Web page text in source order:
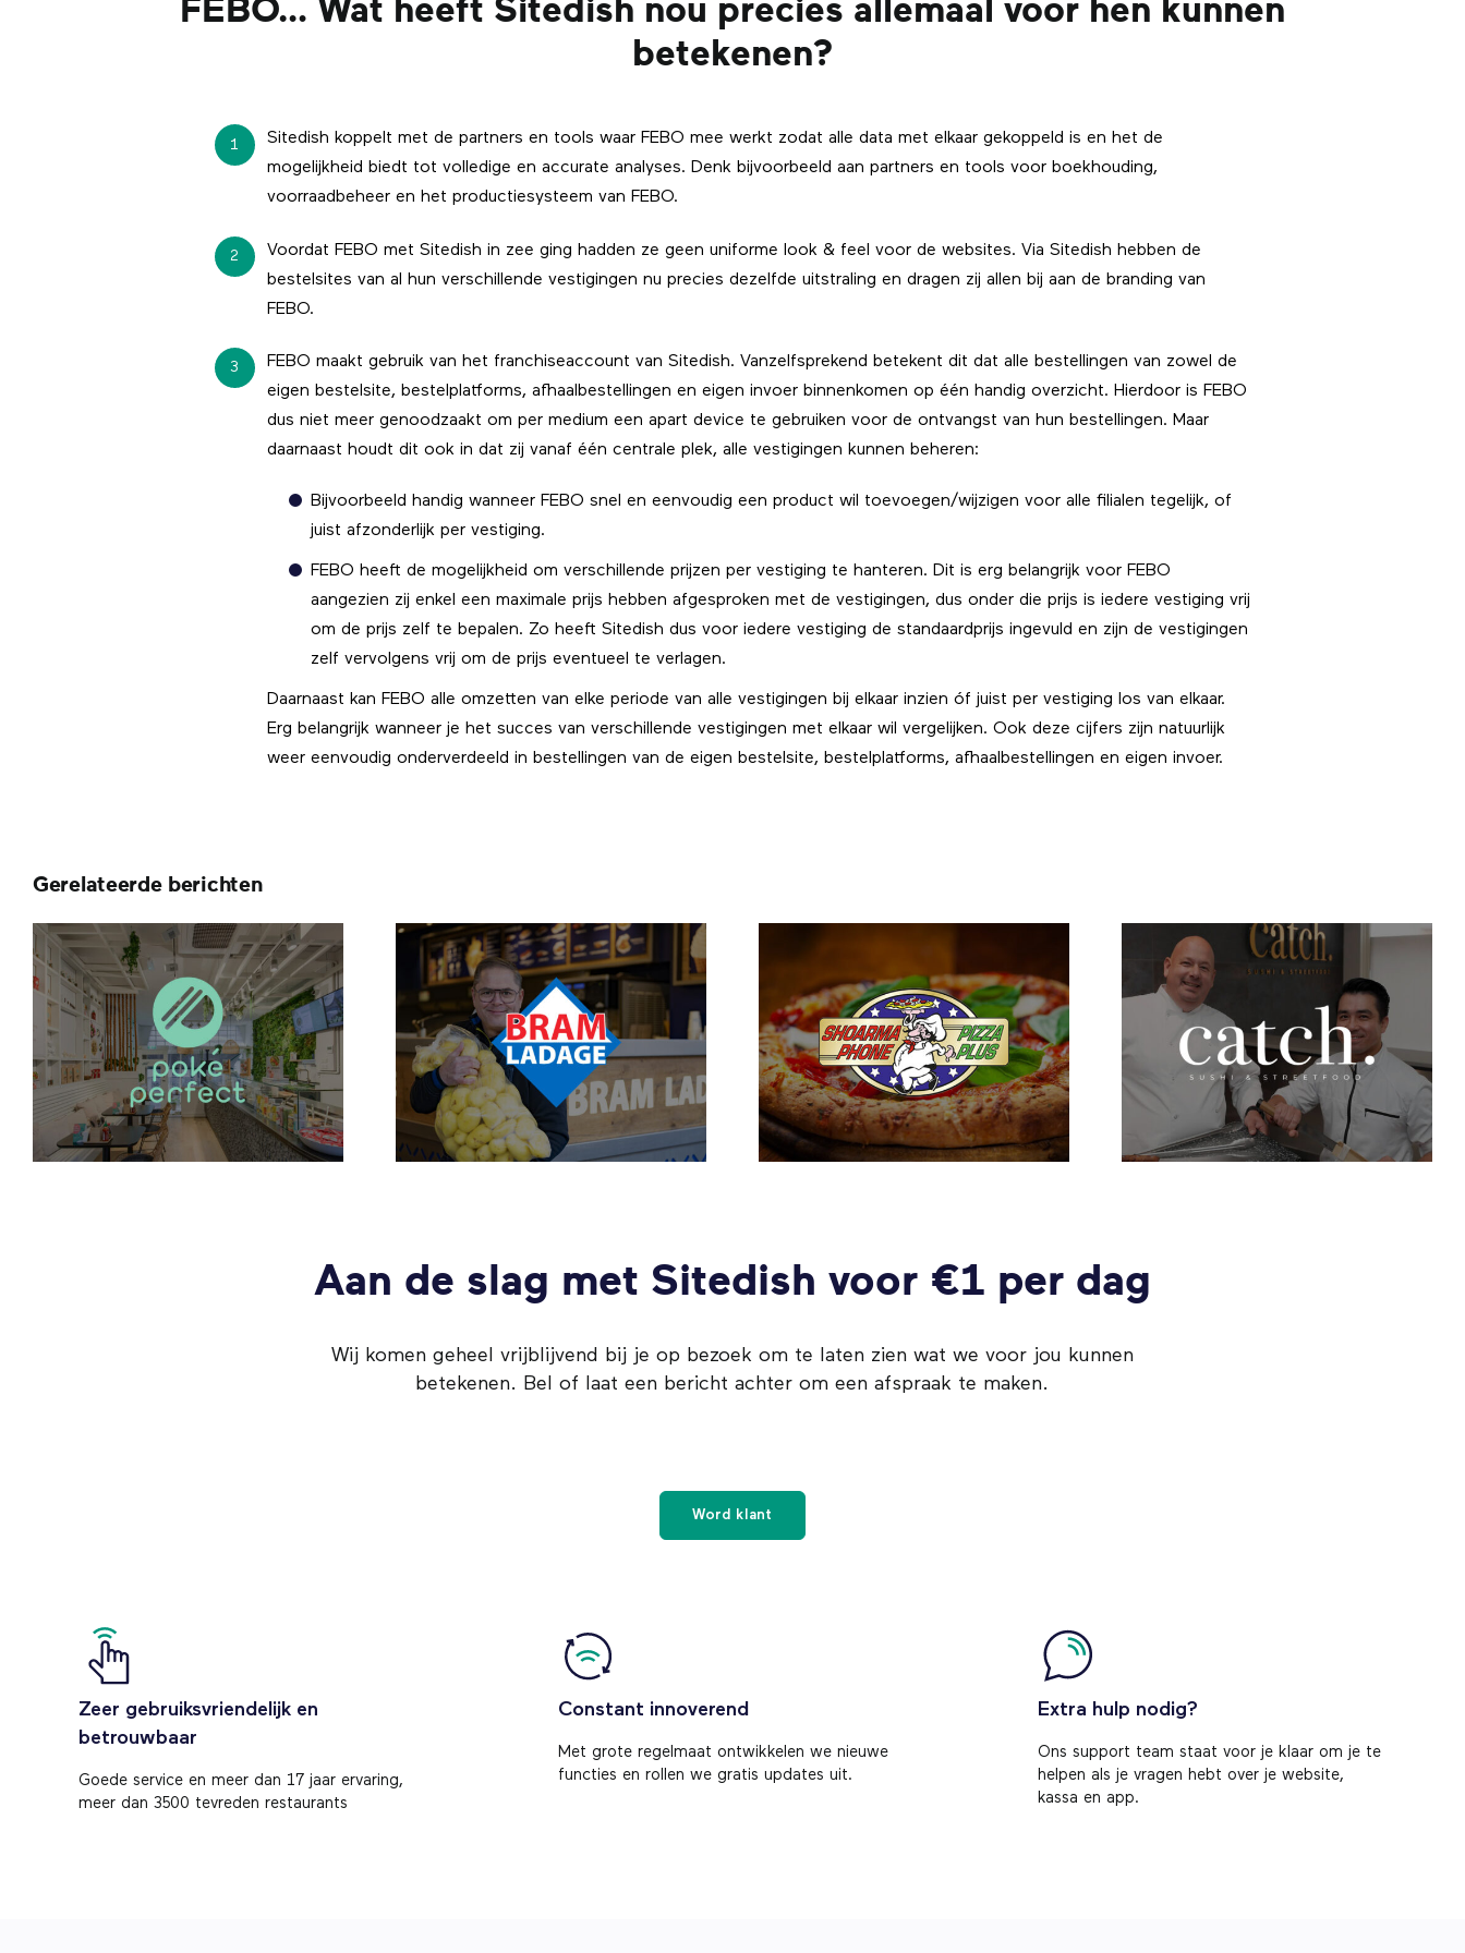
FEBO… Wat heeft Sitedish nou precies allemaal voor hen kunnen
betekenen?
1
Sitedish koppelt met de partners en tools waar FEBO mee werkt zodat alle data met elkaar gekoppeld is en het de
mogelijkheid biedt tot volledige en accurate analyses. Denk bijvoorbeeld aan partners en tools voor boekhouding,
voorraadbeheer en het productiesysteem van FEBO.
2
Voordat FEBO met Sitedish in zee ging hadden ze geen uniforme look & feel voor de websites. Via Sitedish hebben de
bestelsites van al hun verschillende vestigingen nu precies dezelfde uitstraling en dragen zij allen bij aan de branding van
FEBO.
3
FEBO maakt gebruik van het franchiseaccount van Sitedish. Vanzelfsprekend betekent dit dat alle bestellingen van zowel de
eigen bestelsite, bestelplatforms, afhaalbestellingen en eigen invoer binnenkomen op één handig overzicht. Hierdoor is FEBO
dus niet meer genoodzaakt om per medium een apart device te gebruiken voor de ontvangst van hun bestellingen. Maar
daarnaast houdt dit ook in dat zij vanaf één centrale plek, alle vestigingen kunnen beheren:
Bijvoorbeeld handig wanneer FEBO snel en eenvoudig een product wil toevoegen/wijzigen voor alle filialen tegelijk, of
juist afzonderlijk per vestiging.
FEBO heeft de mogelijkheid om verschillende prijzen per vestiging te hanteren. Dit is erg belangrijk voor FEBO
aangezien zij enkel een maximale prijs hebben afgesproken met de vestigingen, dus onder die prijs is iedere vestiging vrij
om de prijs zelf te bepalen. Zo heeft Sitedish dus voor iedere vestiging de standaardprijs ingevuld en zijn de vestigingen
zelf vervolgens vrij om de prijs eventueel te verlagen.
Daarnaast kan FEBO alle omzetten van elke periode van alle vestigingen bij elkaar inzien óf juist per vestiging los van elkaar.
Erg belangrijk wanneer je het succes van verschillende vestigingen met elkaar wil vergelijken. Ook deze cijfers zijn natuurlijk
weer eenvoudig onderverdeeld in bestellingen van de eigen bestelsite, bestelplatforms, afhaalbestellingen en eigen invoer.
Gerelateerde berichten
Bram Ladage Pizza Plus Catch Poké Perfect
Aan de slag met Sitedish voor €1 per dag
Wij komen geheel vrijblijvend bij je op bezoek om te laten zien wat we voor jou kunnen
betekenen. Bel of laat een bericht achter om een afspraak te maken.
Word klant
Zeer gebruiksvriendelijk en
betrouwbaar
Goede service en meer dan 17 jaar ervaring,
meer dan 3500 tevreden restaurants
Constant innoverend
Met grote regelmaat ontwikkelen we nieuwe
functies en rollen we gratis updates uit.
Extra hulp nodig?
Ons support team staat voor je klaar om je te
helpen als je vragen hebt over je website,
kassa en app.